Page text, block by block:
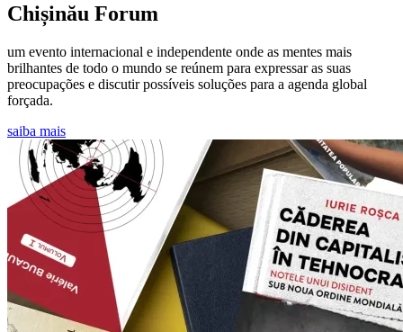
Chișinău Forum
um evento internacional e independente onde as mentes mais
brilhantes de todo o mundo se reúnem para expressar as suas
preocupações e discutir possíveis soluções para a agenda global
forçada.
saiba mais